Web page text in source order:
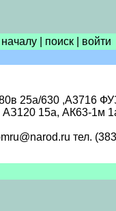
началу поиск войти
25а/630 ,А3716
15а, АК63-1м
тел.